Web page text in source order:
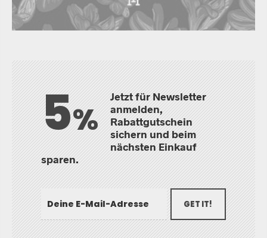
5%
Jetzt für Newsletter
anmelden,
Rabattgutschein
sichern und beim
nächsten Einkauf
sparen.
GET IT!